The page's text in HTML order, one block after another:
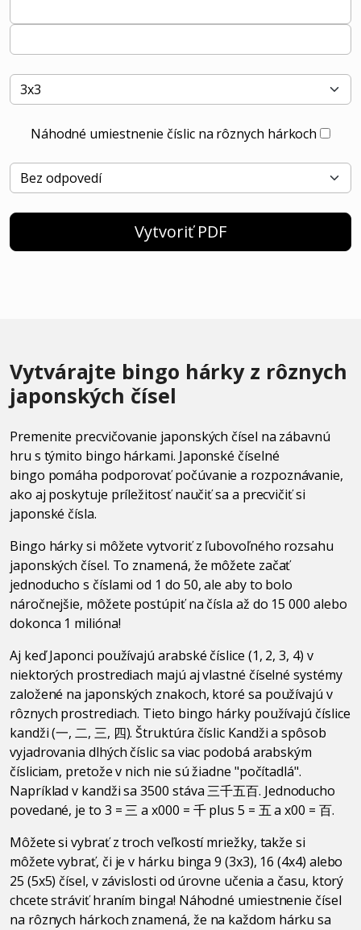
Náhodné umiestnenie číslic na rôznych hárkoch
Vytvoriť PDF
Vytvárajte bingo hárky z rôznych
japonských čísel
Premenite precvičovanie japonských čísel na zábavnú
hru s týmito bingo hárkami. Japonské číselné
bingo pomáha podporovať počúvanie a rozpoznávanie,
ako aj poskytuje príležitosť naučiť sa a precvičiť si
japonské čísla.
Bingo hárky si môžete vytvoriť z ľubovoľného rozsahu
japonských čísel. To znamená, že môžete začať
jednoducho s číslami od 1 do 50, ale aby to bolo
náročnejšie, môžete postúpiť na čísla až do 15 000 alebo
dokonca 1 milióna!
Aj keď Japonci používajú arabské číslice (1, 2, 3, 4) v
niektorých prostrediach majú aj vlastné číselné systémy
založené na japonských znakoch, ktoré sa používajú v
rôznych prostrediach. Tieto bingo hárky používajú číslice
kandži (一, 二, 三, 四). Štruktúra číslic Kandži a spôsob
vyjadrovania dlhých číslic sa viac podobá arabským
čísliciam, pretože v nich nie sú žiadne "počítadlá".
Napríklad v kandži sa 3500 stáva 三千五百. Jednoducho
povedané, je to 3 = 三 a x000 = 千 plus 5 = 五 a x00 = 百.
Môžete si vybrať z troch veľkostí mriežky, takže si
môžete vybrať, či je v hárku binga 9 (3x3), 16 (4x4) alebo
25 (5x5) čísel, v závislosti od úrovne učenia a času, ktorý
chcete stráviť hraním binga! Náhodné umiestnenie čísel
na rôznych hárkoch znamená, že na každom hárku sa